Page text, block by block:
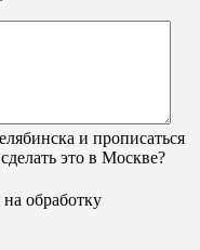
и прописаться
это в Москве?
на обработку